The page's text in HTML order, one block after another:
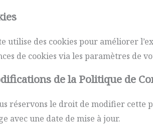
utilise des cookies pour améliorer
de cookies via les paramètres de
de la Politique de
réservons le droit de modifier
avec une date de mise à jour.